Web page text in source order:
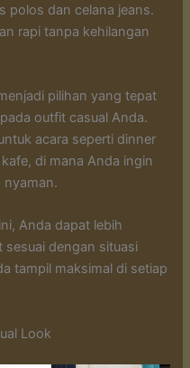
polos dan celana jeans.
rapi tanpa kehilangan
pilihan yang tepat
outfit casual Anda.
acara seperti dinner
di mana Anda ingin
nyaman.
Anda dapat lebih
sesuai dengan situasi
tampil maksimal di setiap
Look